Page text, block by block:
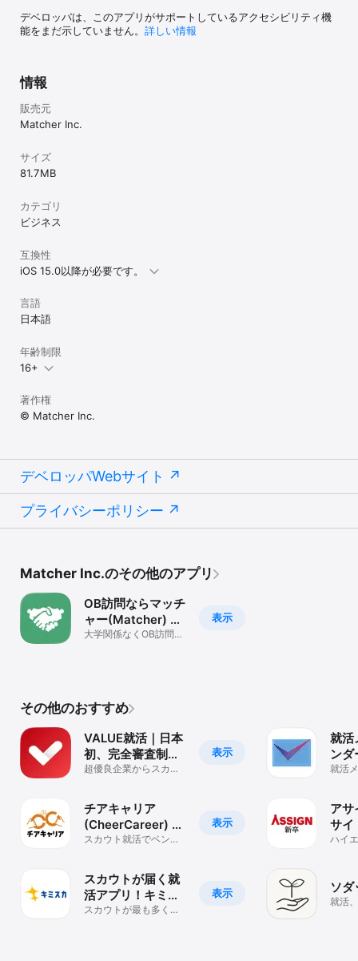
デベロッパは、このアプリがサポートしているアクセシビリティ機
能をまだ示していません。 詳しい情報
情報
販売元
Matcher Inc.
サイズ
81.7 MB
カテゴリ
ビジネス
互換性
iOS 15.0以降が必要です。
言語
日本語
年齢制限
16+
著作権
© Matcher Inc.
デベロッパWebサイト
プライバシーポリシー
Matcher Inc.のその他のアプリ
表示
OB訪問ならマッチ
ャー(Matcher) 新
卒就活アプリ
大学関係なくOB訪問！
その他のおすすめ
表示
VALUE就活｜日本
初、完全審査制の
スカウト型就活ア
超優良企業からスカウ
表示
チアキャリア
(CheerCareer) ベ
ンチャー就活アプ
スカウト就活でベンチ
表示
スカウトが届く就
活アプリ！キミス
カ
スカウトが最も多く届
就活
ンダ
就活
アサ
サイ
ハイ
ソダ
就活